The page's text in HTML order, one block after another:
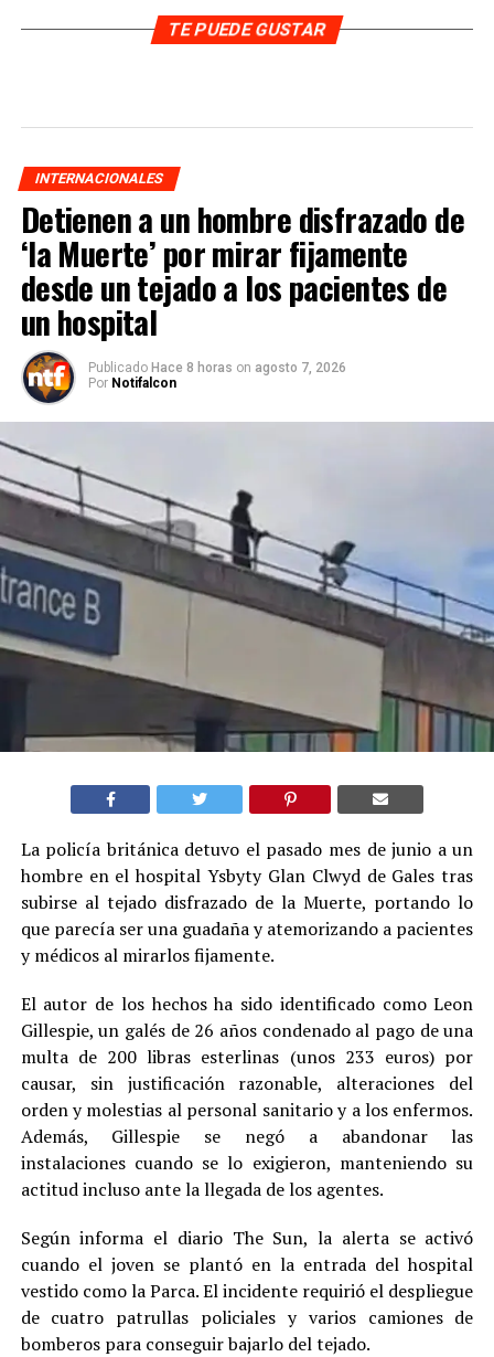
TE PUEDE GUSTAR
INTERNACIONALES
Detienen a un hombre disfrazado de
‘la Muerte’ por mirar fijamente
desde un tejado a los pacientes de
un hospital
Publicado Hace 8 horas on agosto 7, 2026
Por Notifalcon
La policía británica detuvo el pasado mes de junio a un
hombre en el hospital Ysbyty Glan Clwyd de Gales tras
subirse al tejado disfrazado de la Muerte, portando lo
que parecía ser una guadaña y atemorizando a pacientes
y médicos al mirarlos fijamente.
El autor de los hechos ha sido identificado como Leon
Gillespie, un galés de 26 años condenado al pago de una
multa de 200 libras esterlinas (unos 233 euros) por
causar, sin justificación razonable, alteraciones del
orden y molestias al personal sanitario y a los enfermos.
Además, Gillespie se negó a abandonar las
instalaciones cuando se lo exigieron, manteniendo su
actitud incluso ante la llegada de los agentes.
Según informa el diario The Sun, la alerta se activó
cuando el joven se plantó en la entrada del hospital
vestido como la Parca. El incidente requirió el despliegue
de cuatro patrullas policiales y varios camiones de
bomberos para conseguir bajarlo del tejado.